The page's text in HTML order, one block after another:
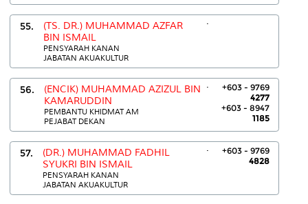
55.
(TS. DR.) MUHAMMAD AZFAR
BIN ISMAIL
PENSYARAH KANAN
JABATAN AKUAKULTUR
.
56.
(ENCIK) MUHAMMAD AZIZUL BIN
KAMARUDDIN
PEMBANTU KHIDMAT AM
PEJABAT DEKAN
.
+603 - 9769
4277
+603 - 8947
1185
57.
(DR.) MUHAMMAD FADHIL
SYUKRI BIN ISMAIL
PENSYARAH KANAN
JABATAN AKUAKULTUR
.
+603 - 9769
4828